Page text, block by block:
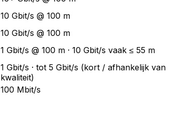
10 Gbit/s @ 100 m
10 Gbit/s @ 100 m
1 Gbit/s @ 100 m · 10 Gbit/s vaak ≤ 55 m
1 Gbit/s · tot 5 Gbit/s (kort / afhankelijk van
kwaliteit)
100 Mbit/s